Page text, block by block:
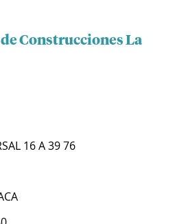
Construcciones La
16 A 39 76